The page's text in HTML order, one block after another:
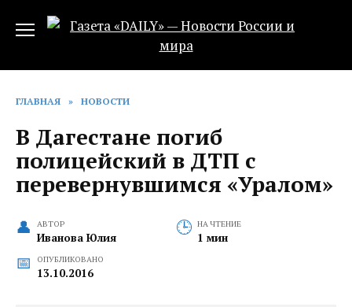
ГЛАВНАЯ » НОВОСТИ
В Дагестане погиб
полицейский в ДТП с
перевернувшимся «Уралом»
АВТОР
Иванова Юлия
НА ЧТЕНИЕ
1 мин
ОПУБЛИКОВАНО
13.10.2016